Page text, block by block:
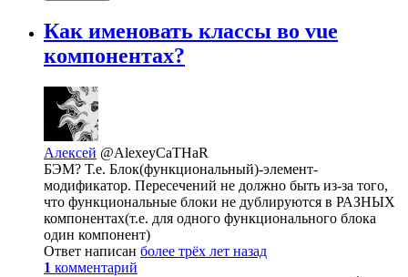
Как именовать классы во vue
компонентах?
Алексей @AlexeyCaTHaR
БЭМ? Т.е. Блок(функциональный)-элемент-
модификатор. Пересечений не должно быть из-за того,
что функциональные блоки не дублируются в РАЗНЫХ
компонентах(т.е. для одного функционального блока
один компонент)
Ответ написан более трёх лет назад
1 комментарий